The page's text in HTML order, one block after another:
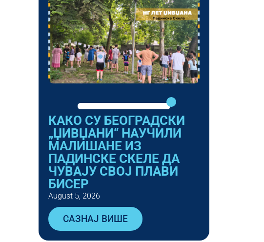
КАКО СУ БЕОГРАДСКИ
„ЏИВЏАНИ“ НАУЧИЛИ
МАЛИШАНЕ ИЗ
ПАДИНСКЕ СКЕЛЕ ДА
ЧУВАЈУ СВОЈ ПЛАВИ
БИСЕР
August 5, 2026
САЗНАЈ ВИШЕ